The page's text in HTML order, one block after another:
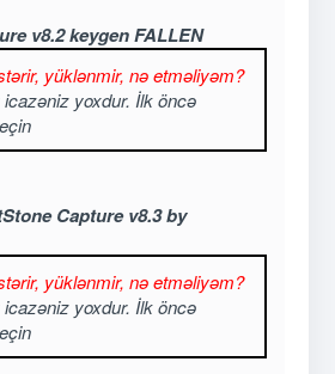
v8.2 keygen FALLEN
yüklənmir, nə etməliyəm?
icazəniz yoxdur. İlk öncə
Capture v8.3 by
yüklənmir, nə etməliyəm?
icazəniz yoxdur. İlk öncə